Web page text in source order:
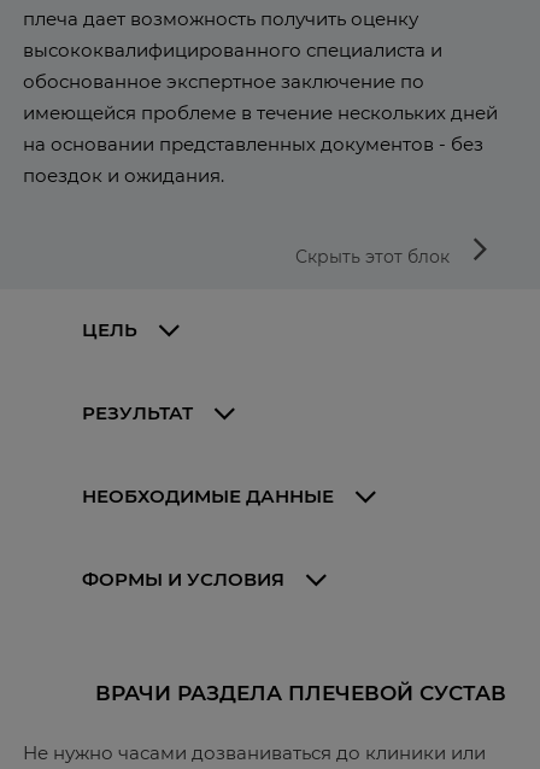
плеча дает возможность получить оценку
высококвалифицированного специалиста и
обоснованное экспертное заключение по
имеющейся проблеме в течение нескольких дней
на основании представленных документов - без
поездок и ожидания.
Скрыть этот блок arrow_forward_ios
ЦЕЛЬ
РЕЗУЛЬТАТ
НЕОБХОДИМЫЕ ДАННЫЕ
ФОРМЫ И УСЛОВИЯ
ВРАЧИ РАЗДЕЛА ПЛЕЧЕВОЙ СУСТАВ
Не нужно часами дозваниваться до клиники или